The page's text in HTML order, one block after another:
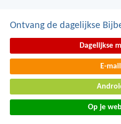
Ontvang de dagelijkse
Dagelijkse
E-mail
Op je